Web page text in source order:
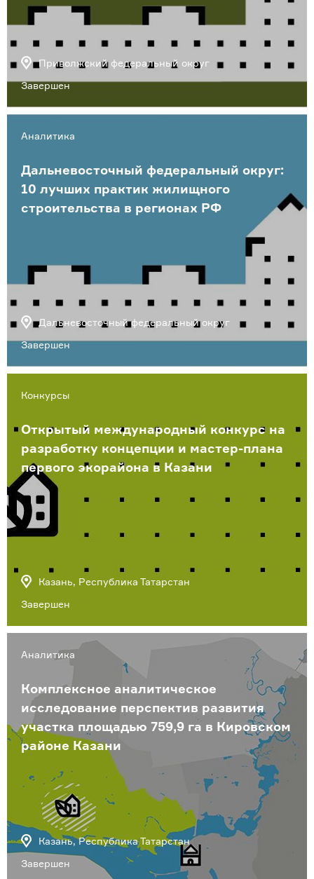
Приволжский федеральный округ
Завершен
Аналитика
Дальневосточный федеральный округ:
10 лучших практик жилищного
строительства в регионах РФ
Дальневосточный федеральный округ
Завершен
Конкурсы
Открытый международный конкурс на
разработку концепции и мастер-плана
первого экорайона в Казани
Казань, Республика Татарстан
Завершен
Аналитика
Комплексное аналитическое
исследование перспектив развития
участка площадью 759,9 га в Кировском
районе Казани
Казань, Республика Татарстан
Завершен